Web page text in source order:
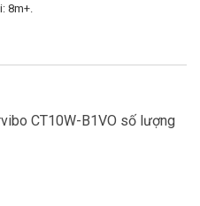
8m+.
CT10W-B1VO số lượng